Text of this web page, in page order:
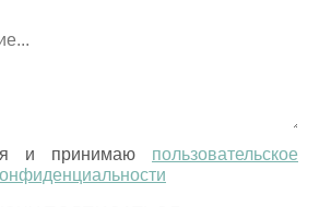
и принимаю пользовательское